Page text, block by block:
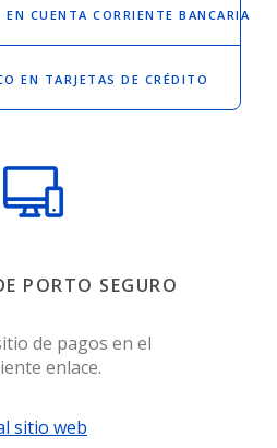
EN CUENTA CORRIENTE BANCARIA
EN TARJETAS DE CRÉDITO
PORTO SEGURO
de pagos en el
enlace.
sitio web